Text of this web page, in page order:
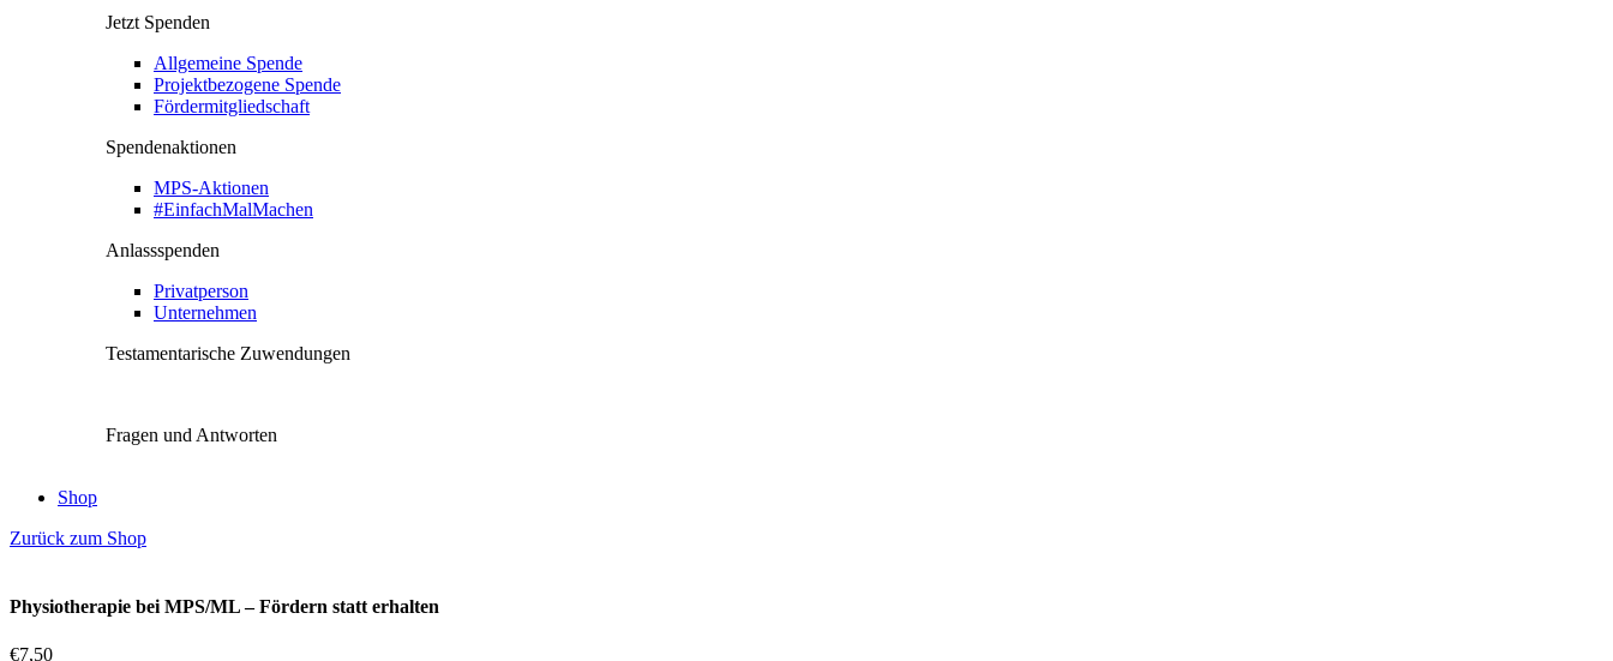
Jetzt Spenden
Allgemeine Spende
Projektbezogene Spende
Fördermitgliedschaft
Spendenaktionen
MPS-Aktionen
#EinfachMalMachen
Anlassspenden
Privatperson
Unternehmen
Testamentarische Zuwendungen
Fragen und Antworten
Shop
Zurück zum Shop
Physiotherapie bei MPS/ML – Fördern statt erhalten
€7,50